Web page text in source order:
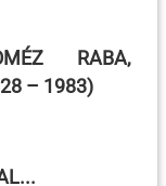
RABA,
– 1983)